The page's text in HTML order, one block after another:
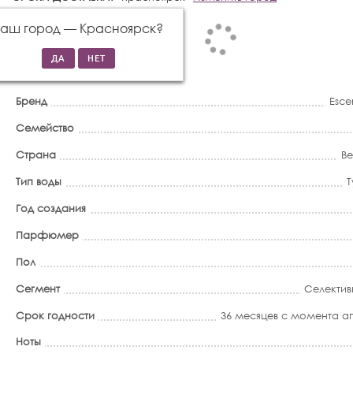
город — Красноярск?
Бренд
Семейство
Страна
Тип воды
Год создания
Парфюмер
Пол
Сегмент
Срок годности
36 месяцев с момента
Ноты